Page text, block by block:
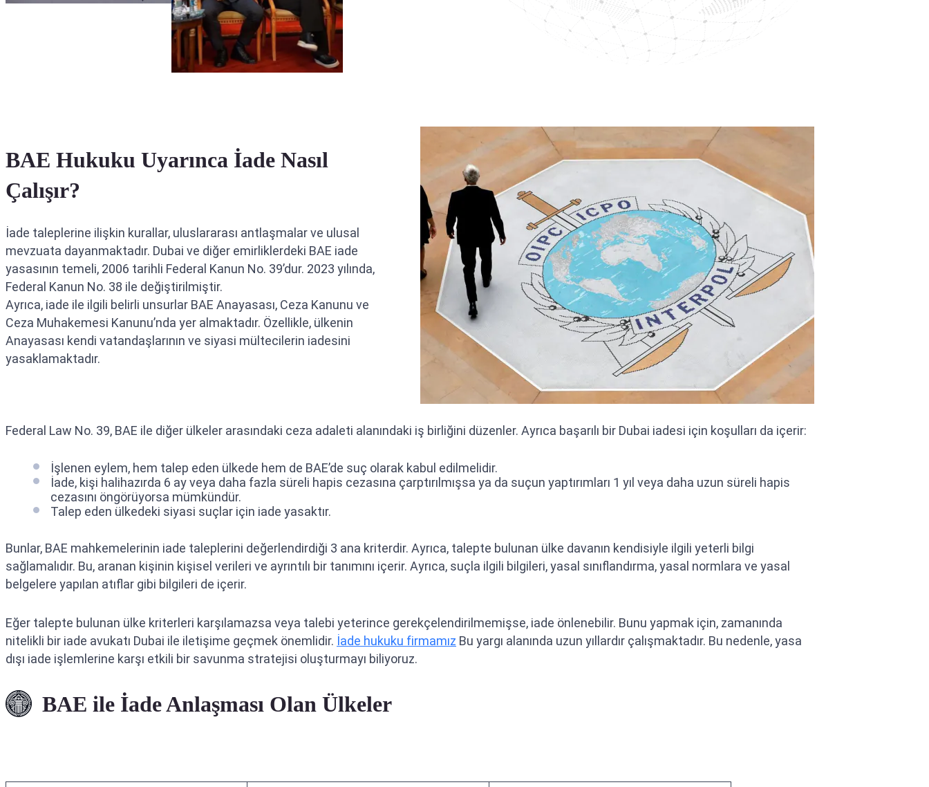
BAE Hukuku Uyarınca İade Nasıl
Çalışır?
İade taleplerine ilişkin kurallar, uluslararası antlaşmalar ve ulusal
mevzuata dayanmaktadır. Dubai ve diğer emirliklerdeki BAE iade
yasasının temeli, 2006 tarihli Federal Kanun No. 39’dur. 2023 yılında,
Federal Kanun No. 38 ile değiştirilmiştir.
Ayrıca, iade ile ilgili belirli unsurlar BAE Anayasası, Ceza Kanunu ve
Ceza Muhakemesi Kanunu’nda yer almaktadır. Özellikle, ülkenin
Anayasası kendi vatandaşlarının ve siyasi mültecilerin iadesini
yasaklamaktadır.
Federal Law No. 39, BAE ile diğer ülkeler arasındaki ceza adaleti alanındaki iş birliğini düzenler. Ayrıca başarılı bir Dubai iadesi için koşulları da içerir:
İşlenen eylem, hem talep eden ülkede hem de BAE’de suç olarak kabul edilmelidir.
İade, kişi halihazırda 6 ay veya daha fazla süreli hapis cezasına çarptırılmışsa ya da suçun yaptırımları 1 yıl veya daha uzun süreli hapis
cezasını öngörüyorsa mümkündür.
Talep eden ülkedeki siyasi suçlar için iade yasaktır.
Bunlar, BAE mahkemelerinin iade taleplerini değerlendirdiği 3 ana kriterdir. Ayrıca, talepte bulunan ülke davanın kendisiyle ilgili yeterli bilgi
sağlamalıdır. Bu, aranan kişinin kişisel verileri ve ayrıntılı bir tanımını içerir. Ayrıca, suçla ilgili bilgileri, yasal sınıflandırma, yasal normlara ve yasal
belgelere yapılan atıflar gibi bilgileri de içerir.
Eğer talepte bulunan ülke kriterleri karşılamazsa veya talebi yeterince gerekçelendirilmemişse, iade önlenebilir. Bunu yapmak için, zamanında
nitelikli bir iade avukatı Dubai ile iletişime geçmek önemlidir. İade hukuku firmamız Bu yargı alanında uzun yıllardır çalışmaktadır. Bu nedenle, yasa
dışı iade işlemlerine karşı etkili bir savunma stratejisi oluşturmayı biliyoruz.
BAE ile İade Anlaşması Olan Ülkeler